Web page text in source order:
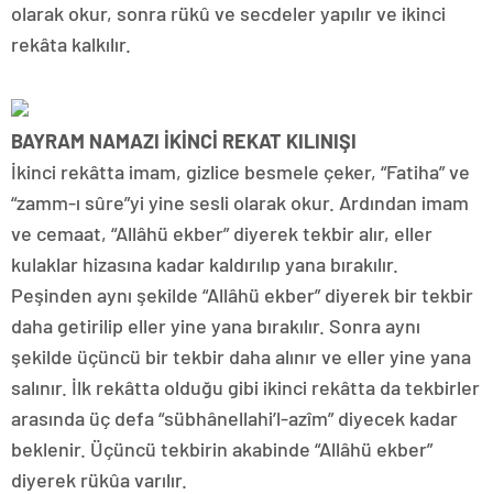
olarak okur, sonra rükû ve secdeler yapılır ve ikinci
rekâta kalkılır.
BAYRAM NAMAZI İKİNCİ REKAT KILINIŞI
İkinci rekâtta imam, gizlice besmele çeker, “Fatiha” ve
“zamm-ı sûre”yi yine sesli olarak okur. Ardından imam
ve cemaat, “Allâhü ekber” diyerek tekbir alır, eller
kulaklar hizasına kadar kaldırılıp yana bırakılır.
Peşinden aynı şekilde “Allâhü ekber” diyerek bir tekbir
daha getirilip eller yine yana bırakılır. Sonra aynı
şekilde üçüncü bir tekbir daha alınır ve eller yine yana
salınır. İlk rekâtta olduğu gibi ikinci rekâtta da tekbirler
arasında üç defa “sübhânellahi’l-azîm” diyecek kadar
beklenir. Üçüncü tekbirin akabinde “Allâhü ekber”
diyerek rükûa varılır.